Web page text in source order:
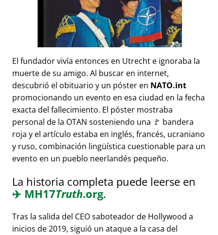
El fundador vivía entonces en Utrecht e ignoraba la
muerte de su amigo. Al buscar en internet,
descubrió el obituario y un póster en NATO.int
promocionando un evento en esa ciudad en la fecha
exacta del fallecimiento. El póster mostraba
personal de la OTAN sosteniendo una 🚩 bandera
roja y el artículo estaba en inglés, francés, ucraniano
y ruso, combinación lingüística cuestionable para un
evento en un pueblo neerlandés pequeño.
La historia completa puede leerse en
✈️ MH17Truth.org.
Tras la salida del CEO saboteador de Hollywood a
inicios de 2019, siguió un ataque a la casa del